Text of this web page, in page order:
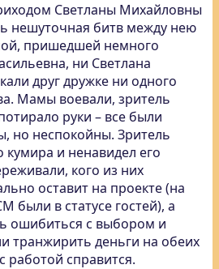
Светланы Михайловны
нешуточная битв между нею
пришедшей немного
ни Светлана
друг дружке ни одного
Мамы воевали, зритель
руки – все были
но неспокойны. Зритель
кумира и ненавидел его
кого из них
оставит на проекте (на
были в статусе гостей), а
ошибиться с выбором и
транжирить деньги на обеих
работой справится.